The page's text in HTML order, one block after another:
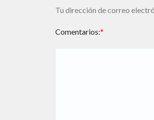
Tu dirección de correo
Comentarios:*